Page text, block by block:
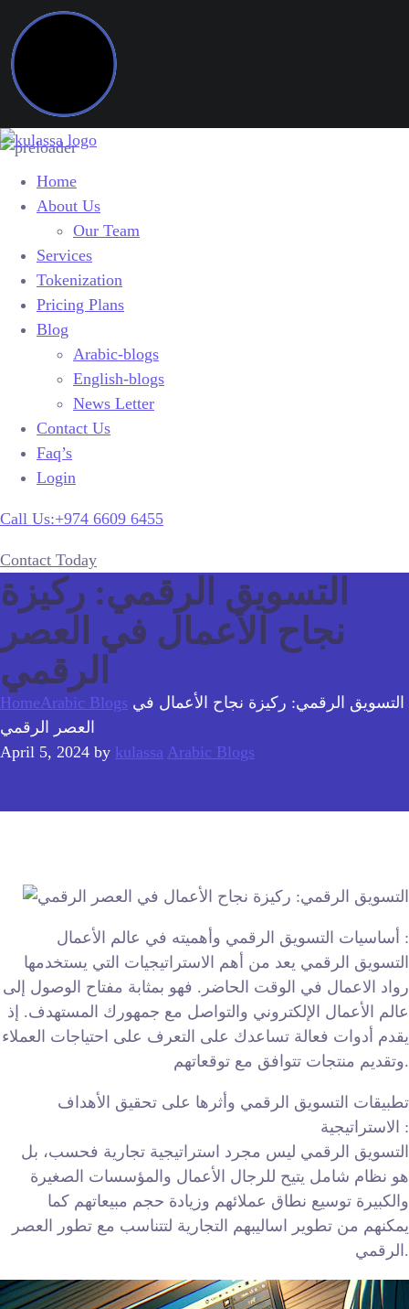
Home
About Us
Our Team
Services
Tokenization
Pricing Plans
Blog
Arabic-blogs
English-blogs
News Letter
Contact Us
Faq’s
Login
Call Us:+974 6609 6455
Contact Today
التسويق الرقمي: ركيزة
نجاح الأعمال في العصر
الرقمي
HomeArabic Blogs التسويق الرقمي: ركيزة نجاح الأعمال في
العصر الرقمي
April 5, 2024 by kulassa Arabic Blogs
أساسيات التسويق الرقمي وأهميته في عالم الأعمال :
التسويق الرقمي يعد من أهم الاستراتيجيات التي يستخدمها
رواد الاعمال في الوقت الحاضر. فهو بمثابة مفتاح الوصول إلى
عالم الأعمال الإلكتروني والتواصل مع جمهورك المستهدف. إذ
يقدم أدوات فعالة تساعدك على التعرف على احتياجات العملاء
وتقديم منتجات تتوافق مع توقعاتهم.
تطبيقات التسويق الرقمي وأثرها على تحقيق الأهداف
الاستراتيجية :
التسويق الرقمي ليس مجرد استراتيجية تجارية فحسب، بل
هو نظام شامل يتيح للرجال الأعمال والمؤسسات الصغيرة
والكبيرة توسيع نطاق عملائهم وزيادة حجم مبيعاتهم كما
يمكنهم من تطوير اساليبهم التجارية لتتناسب مع تطور العصر
الرقمي.